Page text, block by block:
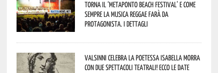
Torna il ‘Metaponto beach festival’ e come
sempre la musica reggae farà da
protagonista. I dettagli
Valsinni celebra la poetessa Isabella Morra
con due spettacoli teatrali! Ecco le date